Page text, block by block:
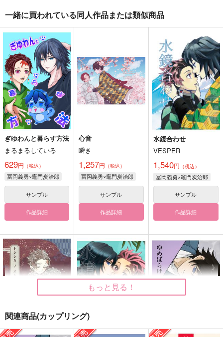
一緒に買われている同人作品または類似商品
ぎゆわんと暮らす方法
まるまるしている
629円 （税込）
冨岡義勇×竈門炭治郎
サンプル
作品詳細
心音
瞬き
1,257円 （税込）
冨岡義勇×竈門炭治郎
サンプル
作品詳細
水鏡合わせ
VESPER
1,540円 （税込）
冨岡義勇×竈門炭治郎
サンプル
作品詳細
もっと見る！
関連商品(カップリング)